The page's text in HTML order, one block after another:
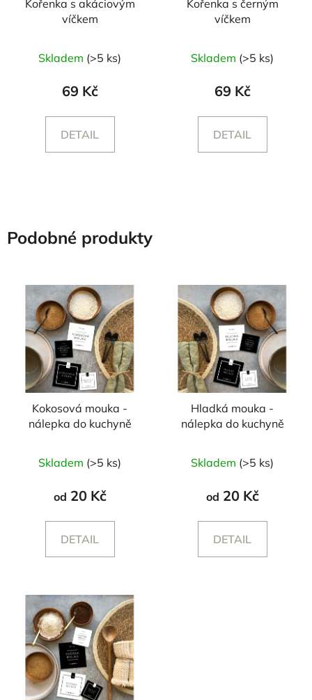
Kořenka s akáciovým
víčkem
hodnocení
produktu
5,0
z
Skladem (>5 ks)
69 Kč
DETAIL
Kořenka s černým
víčkem
hodnocení
produktu
5,0
z
Skladem (>5 ks)
69 Kč
DETAIL
Podobné produkty
Kokosová mouka -
nálepka do kuchyně
Skladem (>5 ks)
od 20 Kč
DETAIL
Hladká mouka -
nálepka do kuchyně
hodnocení
produktu
4,0
z
Skladem (>5 ks)
od 20 Kč
DETAIL